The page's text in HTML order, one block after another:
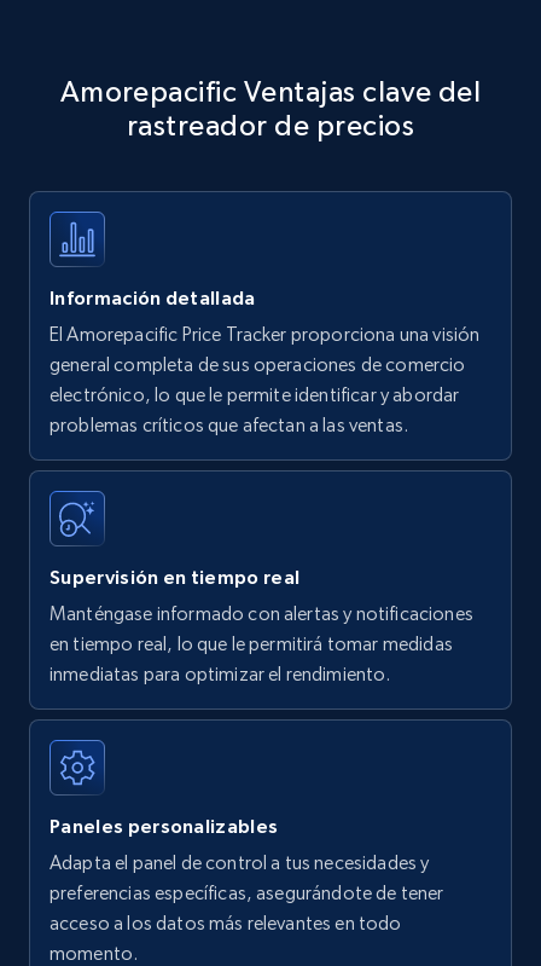
specific keywords
Title, Seller name, Brand, Description, Initial
35.3K+
Amazon products - find products by using
upc numbers
Title, Seller name, Brand, Description, Initial
price, Currency, Availability, Reviews count, and
35.3K+
Amazon Reviews
URL, Product name, Product rating, Product
Author name, Asin, and more.
7.4K+ 872+
Walmart - products
Amorepacific Ventajas clave del
rastreador de precios
Información detallada
El Amorepacific Price Tracker proporciona una visión
general completa de sus operaciones de comercio
electrónico, lo que le permite identificar y abordar
problemas críticos que afectan a las ventas.
Supervisión en tiempo real
Manténgase informado con alertas y notificaciones
en tiempo real, lo que le permitirá tomar medidas
inmediatas para optimizar el rendimiento.
Paneles personalizables
Adapta el panel de control a tus necesidades y
preferencias específicas, asegurándote de tener
acceso a los datos más relevantes en todo
momento.